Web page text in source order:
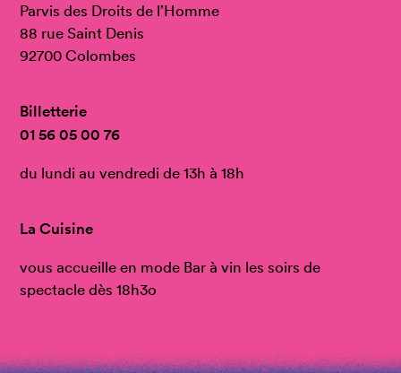
Parvis des Droits de l’Homme
88 rue Saint Denis
92700 Colombes
Billetterie
01 56 05 00 76
du lundi au vendredi de 13h à 18h
La Cuisine
vous accueille en mode Bar à vin les soirs de
spectacle dès 18h3o